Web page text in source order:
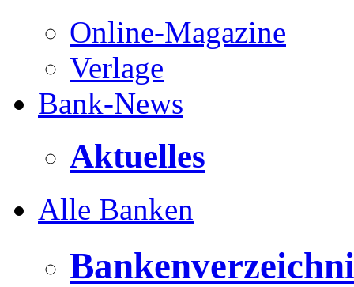
Online-Magazine
Verlage
Bank-News
Aktuelles
Alle Banken